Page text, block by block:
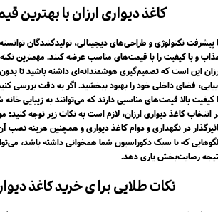
کاغذ دیواری ارزان با بهترین
پیشرفت تکنولوژی و طراحی‌های دیجیتالی، تولیدکنندگان
و با کیفیت را با قیمت‌های مناسب عرضه کنند. مهمترین
فضای داخلی خود را بهبود ببخشید. اگر به دقت بررسی
کیفیت بالا قیمت‌های مناسبی دارند که می‌توانند به زیبایی
انتخاب کاغذ دیواری ارزان، لازم است به نکات زیر توجه
در نگهداری و دوام کاغذ دیواری و همچنین هزینه
که با سبک دکوراسیون شما همخوانی داشته باشد،
رضایت‌بخش یاری دهد.
نکات طلایی برا ی خرید کاغذ